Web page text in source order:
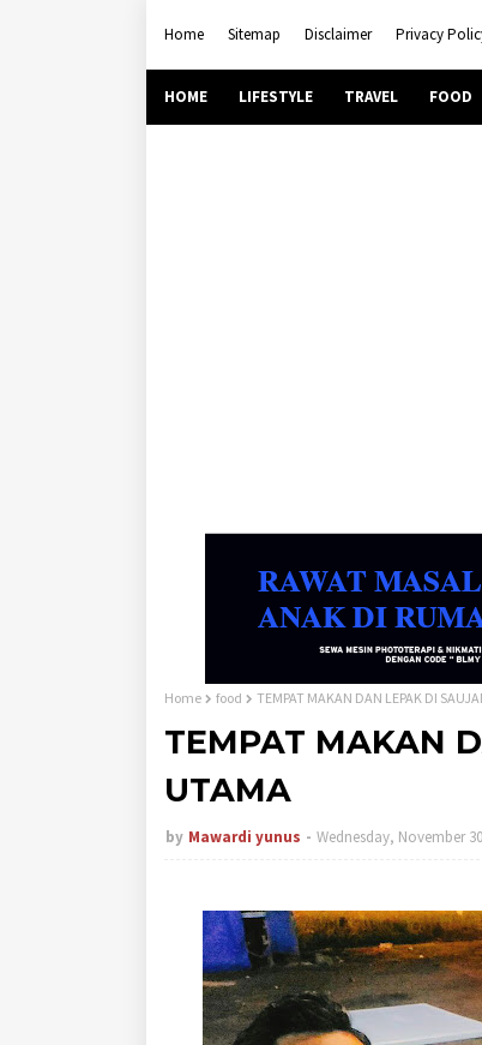
Home Sitemap Disclaimer Privacy
HOME LIFESTYLE TRAVEL FOOD
Home food TEMPAT MAKAN DAN LEPAK DI
TEMPAT MAKAN
UTAMA
by Mawardi yunus Wednesday, November